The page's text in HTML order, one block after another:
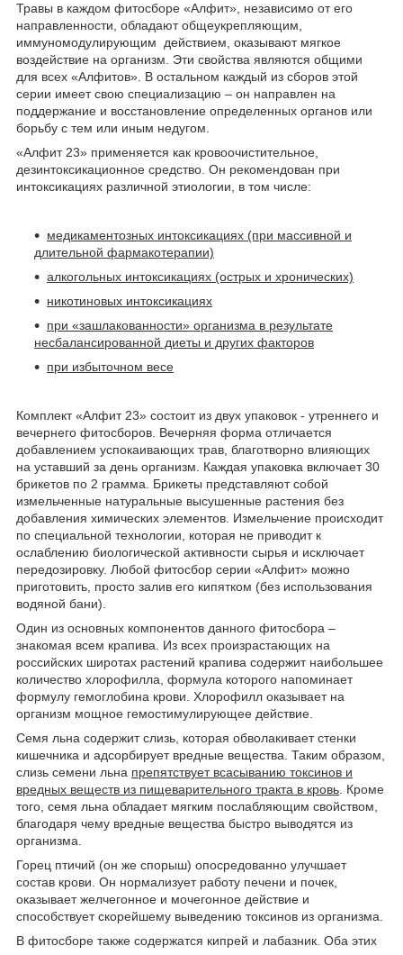
Травы в каждом фитосборе «Алфит», независимо от его
направленности, обладают общеукрепляющим,
иммуномодулирующим действием, оказывают мягкое
воздействие на организм. Эти свойства являются общими
для всех «Алфитов». В остальном каждый из сборов этой
серии имеет свою специализацию – он направлен на
поддержание и восстановление определенных органов или
борьбу с тем или иным недугом.
«Алфит 23» применяется как кровоочистительное,
дезинтоксикационное средство. Он рекомендован при
интоксикациях различной этиологии, в том числе:
медикаментозных интоксикациях (при массивной и
длительной фармакотерапии)
алкогольных интоксикациях (острых и хронических)
никотиновых интоксикациях
при «зашлакованности» организма в результате
несбалансированной диеты и других факторов
при избыточном весе
Комплект «Алфит 23» состоит из двух упаковок - утреннего и
вечернего фитосборов. Вечерняя форма отличается
добавлением успокаивающих трав, благотворно влияющих
на уставший за день организм. Каждая упаковка включает 30
брикетов по 2 грамма. Брикеты представляют собой
измельченные натуральные высушенные растения без
добавления химических элементов. Измельчение происходит
по специальной технологии, которая не приводит к
ослаблению биологической активности сырья и исключает
передозировку. Любой фитосбор серии «Алфит» можно
приготовить, просто залив его кипятком (без использования
водяной бани).
Один из основных компонентов данного фитосбора –
знакомая всем крапива. Из всех произрастающих на
российских широтах растений крапива содержит наибольшее
количество хлорофилла, формула которого напоминает
формулу гемоглобина крови. Хлорофилл оказывает на
организм мощное гемостимулирующее действие.
Семя льна содержит слизь, которая обволакивает стенки
кишечника и адсорбирует вредные вещества. Таким образом,
слизь семени льна препятствует всасыванию токсинов и
вредных веществ из пищеварительного тракта в кровь. Кроме
того, семя льна обладает мягким послабляющим свойством,
благодаря чему вредные вещества быстро выводятся из
организма.
Горец птичий (он же спорыш) опосредованно улучшает
состав крови. Он нормализует работу печени и почек,
оказывает желчегонное и мочегонное действие и
способствует скорейшему выведению токсинов из организма.
В фитосборе также содержатся кипрей и лабазник. Оба этих